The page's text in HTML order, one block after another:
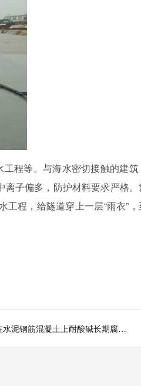
程等。与海水密切接触的建筑
子偏多，防护材料要求严格。
工程，给隧道穿上一层“雨衣”
涂刷在水泥钢筋混凝土上耐酸碱长期腐蚀的VRA-LM®防腐涂料